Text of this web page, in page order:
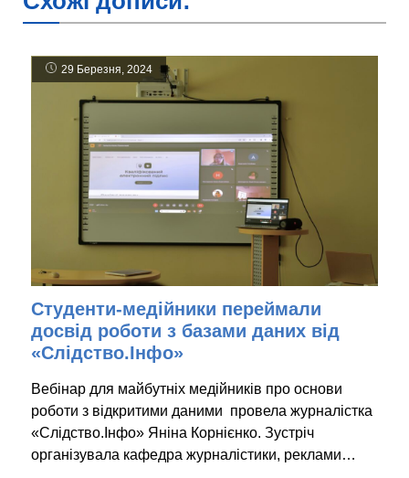
29 Березня, 2024
Студенти-медійники переймали
досвід роботи з базами даних від
«Слідство.Інфо»
Вебінар для майбутніх медійників про основи
роботи з відкритими даними провела журналістка
«Слідство.Інфо» Яніна Корнієнко. Зустріч
організувала кафедра журналістики, реклами…